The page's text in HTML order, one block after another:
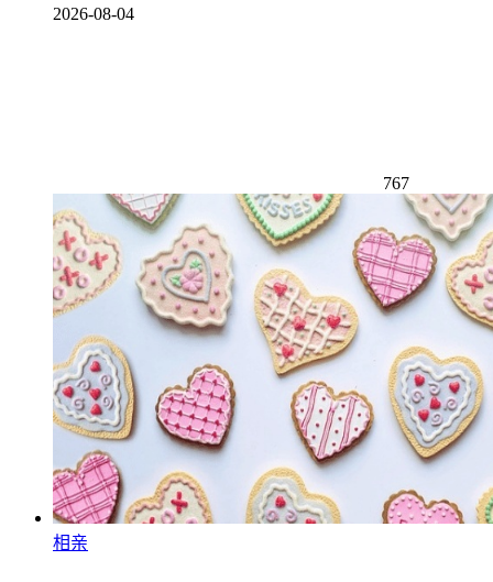
2026-08-04
767
相亲